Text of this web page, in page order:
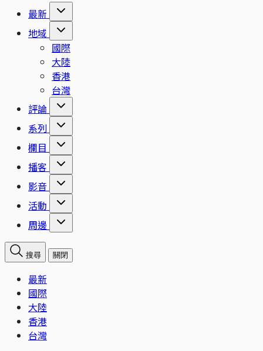
最新
地域
國際
大陸
香港
台灣
評論
系列
欄目
播客
影音
活動
周邊
搜尋 關閉
最新
國際
大陸
香港
台灣